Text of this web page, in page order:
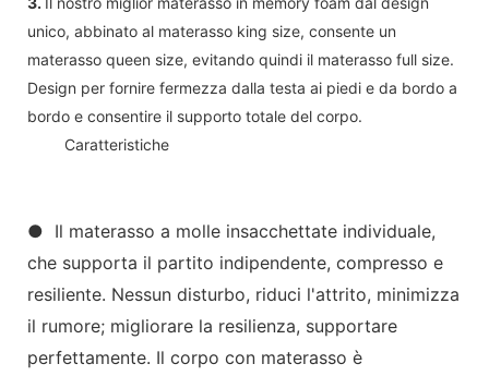
unico, abbinato al materasso king size, consente un
materasso queen size, evitando quindi il materasso full size.
Design per fornire fermezza dalla testa ai piedi e da bordo a
bordo e consentire il supporto totale del corpo.
Caratteristiche
● Il materasso a molle insacchettate individuale,
che supporta il partito indipendente, compresso e
resiliente. Nessun disturbo, riduci l'attrito, minimizza
il rumore; migliorare la resilienza, supportare
perfettamente. Il corpo con materasso è